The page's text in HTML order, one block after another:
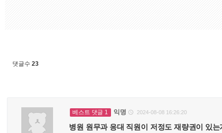
댓글수 23
베스트 댓글 1 익명  2024-08-08 16:26:20
병원 원무과 응대 직원이 저정도 재량권이 있